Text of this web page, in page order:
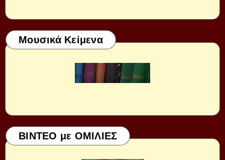
Μουσικά Κείμενα
ΒΙΝΤΕΟ με ΟΜΙΛΙΕΣ